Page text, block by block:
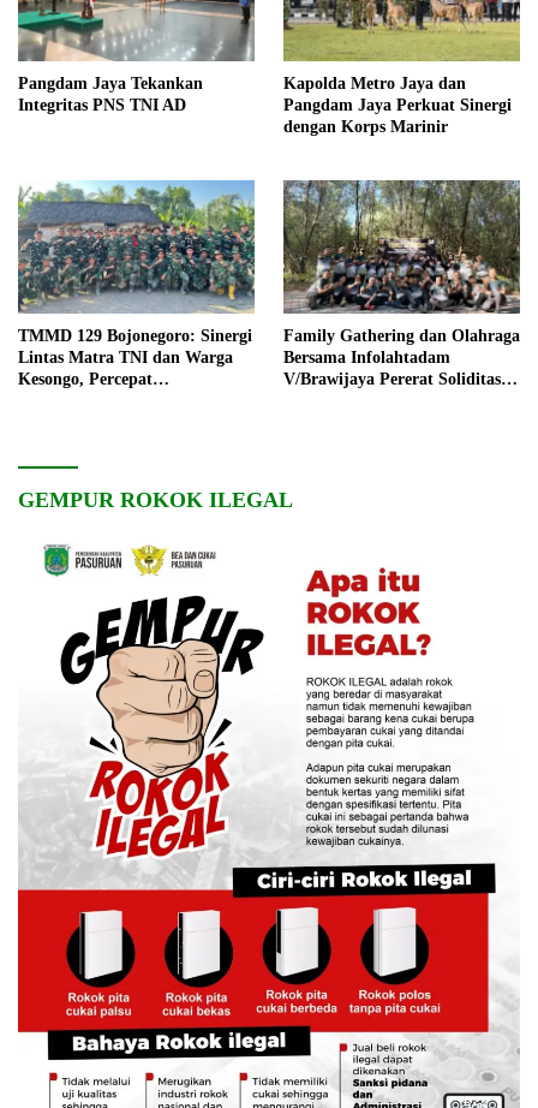
Pangdam Jaya Tekankan
Integritas PNS TNI AD
Kapolda Metro Jaya dan
Pangdam Jaya Perkuat Sinergi
dengan Korps Marinir
TMMD 129 Bojonegoro: Sinergi
Lintas Matra TNI dan Warga
Kesongo, Percepat
Family Gathering dan Olahraga
Bersama Infolahtadam
V/Brawijaya Pererat Soliditas
GEMPUR ROKOK ILEGAL